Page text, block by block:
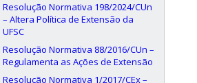
Resolução Normativa 198/2024/CUn
– Altera Política de Extensão da
UFSC
Resolução Normativa 88/2016/CUn –
Regulamenta as Ações de Extensão
Resolução Normativa 1/2017/CEx –